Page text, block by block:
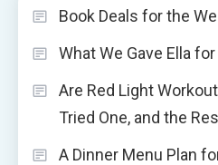
Book Deals for the
What We Gave Ella
Are Red Light
Tried One, and the
A Dinner Menu Plan